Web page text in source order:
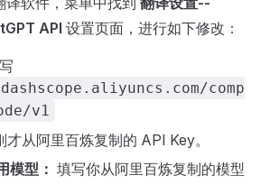
API 设置页面，进行如下修改：
comp
v1
才从阿里百炼复制的 API Key。
模型： 填写你从阿里百炼复制的模型